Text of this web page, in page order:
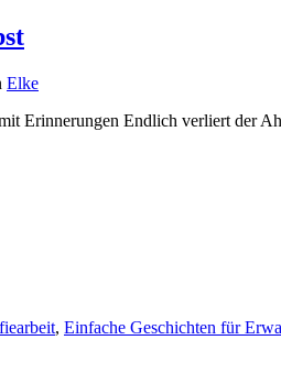
Elke
Erinnerungen Endlich verliert der
, Einfache Geschichten für